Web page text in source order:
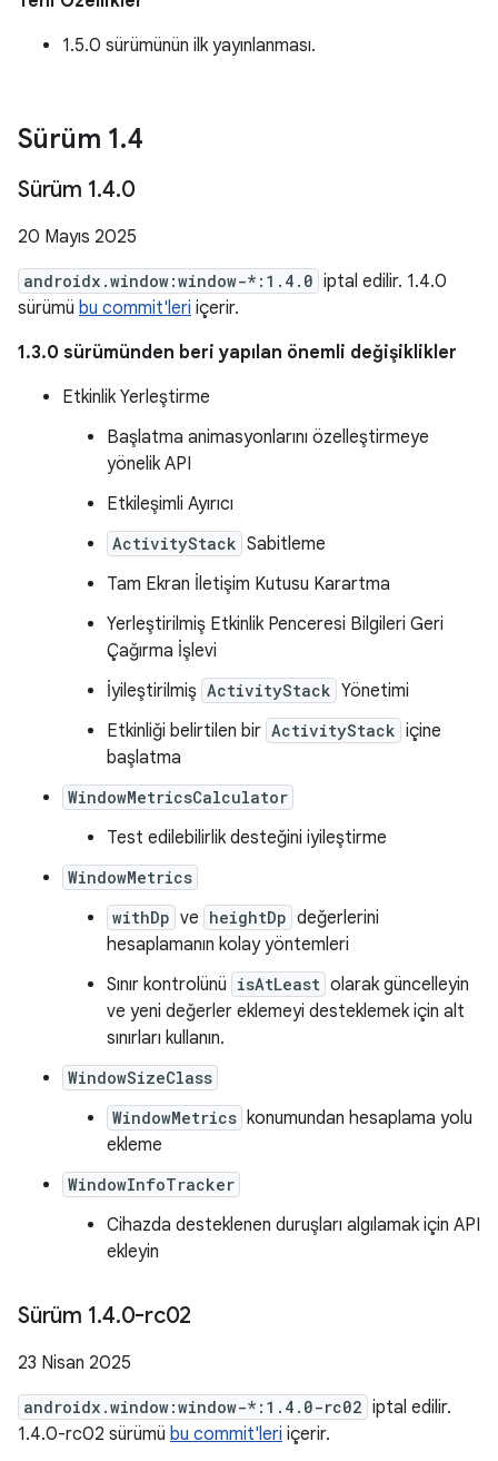
1.5.0 sürümünün ilk yayınlanması.
Sürüm 1.4
Sürüm 1.4.0
20 Mayıs 2025
androidx.window:window-*:1.4.0 iptal edilir. 1.4.0
sürümü bu commit'leri içerir.
1.3.0 sürümünden beri yapılan önemli değişiklikler
Etkinlik Yerleştirme
Başlatma animasyonlarını özelleştirmeye
yönelik API
Etkileşimli Ayırıcı
ActivityStack Sabitleme
Tam Ekran İletişim Kutusu Karartma
Yerleştirilmiş Etkinlik Penceresi Bilgileri Geri
Çağırma İşlevi
İyileştirilmiş ActivityStack Yönetimi
Etkinliği belirtilen bir ActivityStack içine
başlatma
WindowMetricsCalculator
Test edilebilirlik desteğini iyileştirme
WindowMetrics
withDp ve heightDp değerlerini
hesaplamanın kolay yöntemleri
Sınır kontrolünü isAtLeast olarak güncelleyin
ve yeni değerler eklemeyi desteklemek için alt
sınırları kullanın.
WindowSizeClass
WindowMetrics konumundan hesaplama yolu
ekleme
WindowInfoTracker
Cihazda desteklenen duruşları algılamak için API
ekleyin
Sürüm 1.4.0-rc02
23 Nisan 2025
androidx.window:window-*:1.4.0-rc02 iptal edilir.
1.4.0-rc02 sürümü bu commit'leri içerir.